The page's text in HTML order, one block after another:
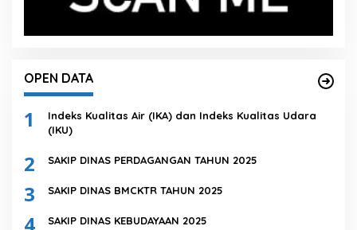
OPEN DATA
1
Indeks Kualitas Air (IKA) dan Indeks Kualitas Udara
(IKU)
2 SAKIP DINAS PERDAGANGAN TAHUN 2025
3 SAKIP DINAS BMCKTR TAHUN 2025
4 SAKIP DINAS KEBUDAYAAN 2025